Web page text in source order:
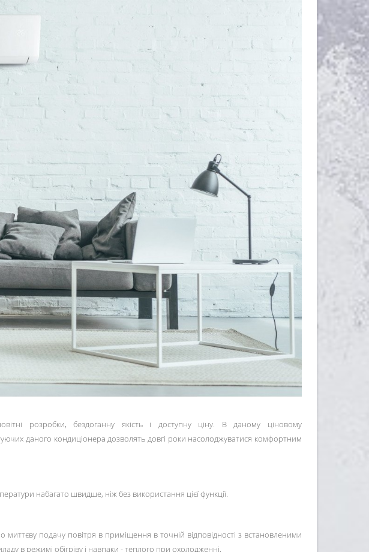
розробки, бездоганну якість і доступну ціну. В даному ціновому
даного кондиціонера дозволять довгі роки насолоджуватися комфортним
набагато швидше, ніж без використання цієї функції.
подачу повітря в приміщення в точній відповідності з встановленими
в режимі обігріву і навпаки - теплого при охолодженні.